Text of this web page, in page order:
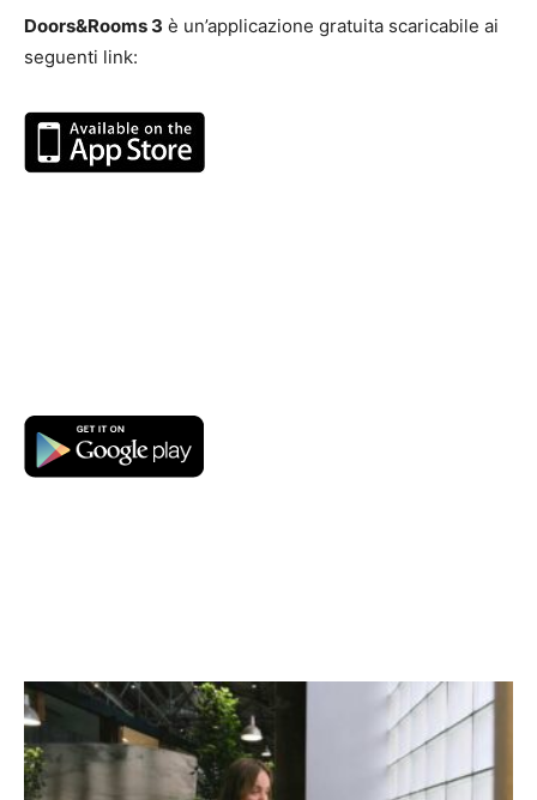
Doors&Rooms 3 è un’applicazione gratuita scaricabile ai
seguenti link: